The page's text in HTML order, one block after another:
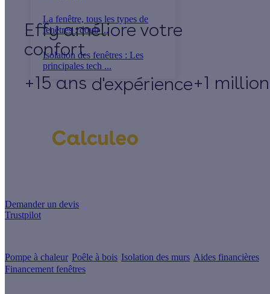
La fenêtre, tous les types de
fenêtres : doub ...
Isolation des fenêtres : Les
principales tech ...
Effy
+15 ans d'expérience+1
Demander un devis
Trustpilot
Pompe à chaleur Poêle à bois Isolation des murs Aides financières
Financement fenêtres